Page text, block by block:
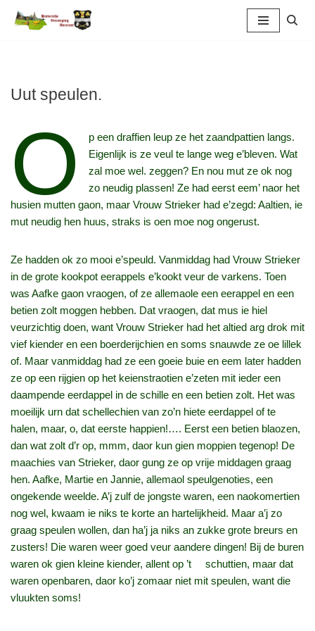
inhoud
Uut speulen.
O
p een draffien leup ze het zaandpattien langs.
Eigenlijk is ze veul te lange weg e’bleven. Wat
zal moe wel. zeggen? En nou mut ze ok nog
zo neudig plassen! Ze had eerst eem’ naor het
husien mutten gaon, maar Vrouw Strieker had e’zegd: Aaltien, ie
mut neudig hen huus, straks is oen moe nog ongerust.
Ze hadden ok zo mooi e’speuld. Vanmiddag had Vrouw Strieker
in de grote kookpot eerappels e’kookt veur de varkens. Toen
was Aafke gaon vraogen, of ze allemaole een eerappel en een
betien zolt moggen hebben. Dat vraogen, dat mus ie hiel
veurzichtig doen, want Vrouw Strieker had het altied arg drok mit
vief kiender en een boerderijchien en soms snauwde ze oe lillek
of. Maar vanmiddag had ze een goeie buie en eem later hadden
ze op een rijgien op het keienstraotien e’zeten mit ieder een
daampende eerdappel in de schille en een betien zolt. Het was
moeilijk urn dat schellechien van zo’n hiete eerdappel of te
halen, maar, o, dat eerste happien!…. Eerst een betien blaozen,
dan wat zolt d’r op, mmm, daor kun gien moppien tegenop! De
maachies van Strieker, daor gung ze op vrije middagen graag
hen. Aafke, Martie en Jannie, allemaol speulgenoties, een
ongekende weelde. A’j zulf de jongste waren, een naokomertien
nog wel, kwaam ie niks te korte an hartelijkheid. Maar a’j zo
graag speulen wollen, dan ha’j ja niks an zukke grote breurs en
zusters! Die waren weer goed veur aandere dingen! Bij de buren
waren ok gien kleine kiender, allent op ’t schuttien, maar dat
waren openbaren, daor ko’j zomaar niet mit speulen, want die
vluukten soms!